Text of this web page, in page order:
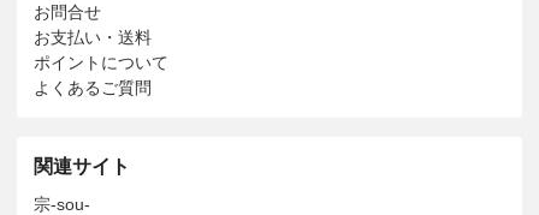
お問合せ
お支払い・送料
ポイントについて
よくあるご質問
関連サイト
宗-sou-